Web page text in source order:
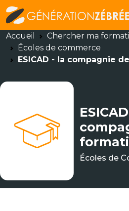
Accueil
Chercher ma
Écoles de commerce
ESICAD - la compagnie
Écoles de